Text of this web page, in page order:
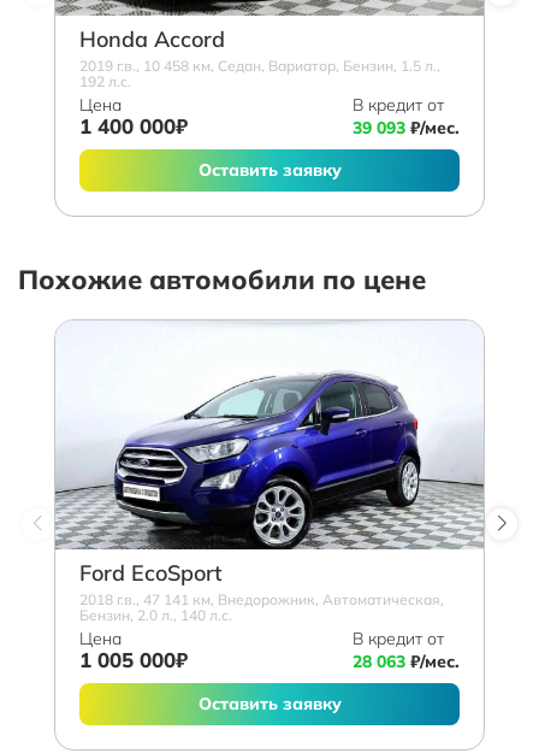
Honda Accord
2019 г.в., 10 458 км, Седан, Вариатор, Бензин, 1.5 л.,
192 л.с.
Цена
1 400 000₽
В кредит от
39 093 ₽/мес.
Оставить заявку
Похожие автомобили по цене
Ford EcoSport
2018 г.в., 47 141 км, Внедорожник, Автоматическая,
Бензин, 2.0 л., 140 л.с.
Цена
1 005 000₽
В кредит от
28 063 ₽/мес.
Оставить заявку